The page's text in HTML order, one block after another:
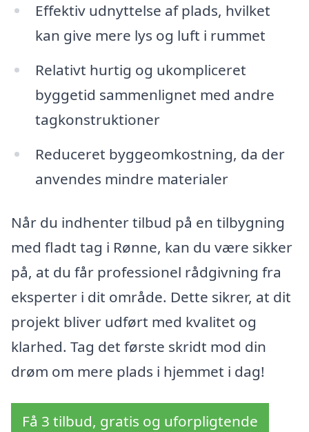
Effektiv udnyttelse af plads, hvilket
kan give mere lys og luft i rummet
Relativt hurtig og ukompliceret
byggetid sammenlignet med andre
tagkonstruktioner
Reduceret byggeomkostning, da der
anvendes mindre materialer
Når du indhenter tilbud på en tilbygning
med fladt tag i Rønne, kan du være sikker
på, at du får professionel rådgivning fra
eksperter i dit område. Dette sikrer, at dit
projekt bliver udført med kvalitet og
klarhed. Tag det første skridt mod din
drøm om mere plads i hjemmet i dag!
Få 3 tilbud, gratis og uforpligtende